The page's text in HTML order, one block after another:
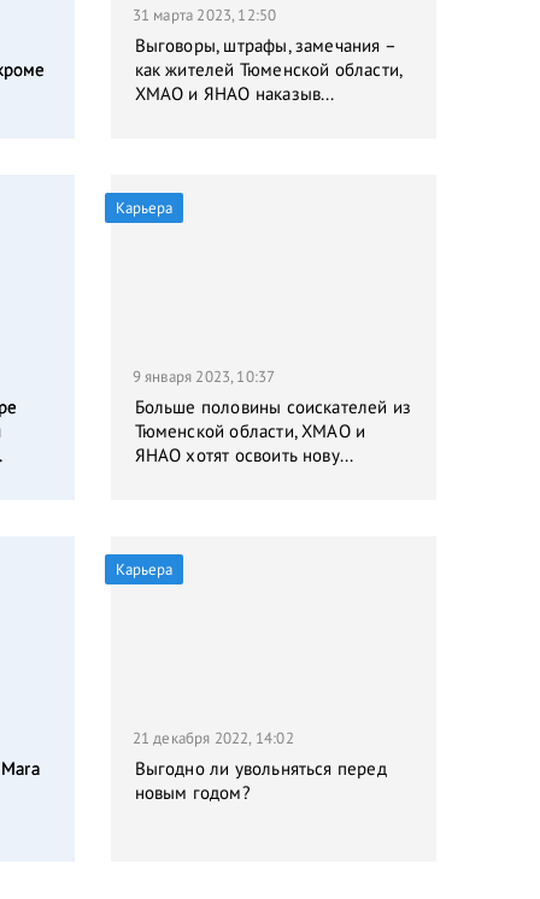
31 марта 2023, 12:50
Выговоры, штрафы, замечания –
как жителей Тюменской области,
ХМАО и ЯНАО наказыв...
Карьера
9 января 2023, 10:37
Больше половины соискателей из
Тюменской области, ХМАО и
ЯНАО хотят освоить нову...
Карьера
21 декабря 2022, 14:02
Выгодно ли увольняться перед
новым годом?